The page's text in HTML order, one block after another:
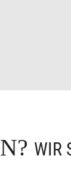
WIR